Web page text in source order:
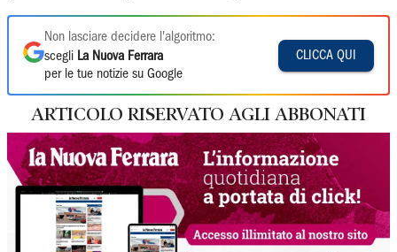
Non lasciare decidere l'algoritmo:
scegli La Nuova Ferrara
per le tue notizie su Google
CLICCA QUI
ARTICOLO RISERVATO AGLI ABBONATI